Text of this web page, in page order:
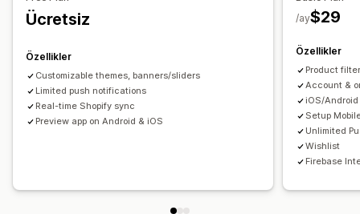
Ücretsiz
Özellikler
Customizable themes, banners/sliders
Limited push notifications
Real-time Shopify sync
Preview app on Android & iOS
$29
/ay
Özellikler
Product
Account &
iOS/
Setup
Unlimited
Wishlist
Firebase